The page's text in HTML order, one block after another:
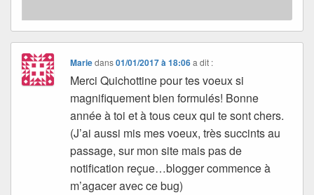
Mariedans01/01/2017 à 18:06 a dit :
Merci Quichottine pour tes voeux si
magnifiquement bien formulés! Bonne
année à toi et à tous ceux qui te sont chers.
(J’ai aussi mis mes voeux, très succints au
passage, sur mon site mais pas de
notification reçue…blogger commence à
m’agacer avec ce bug)